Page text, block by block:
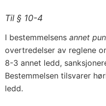
Til § 10-4
I bestemmelsens annet
overtredelser av reglene
8-3 annet ledd,
Bestemmelsen tilsvarer
ledd.